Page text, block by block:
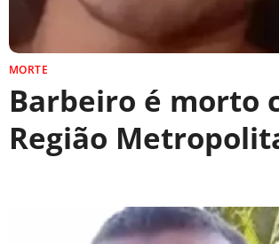
MORTE
Barbeiro é morto
Região